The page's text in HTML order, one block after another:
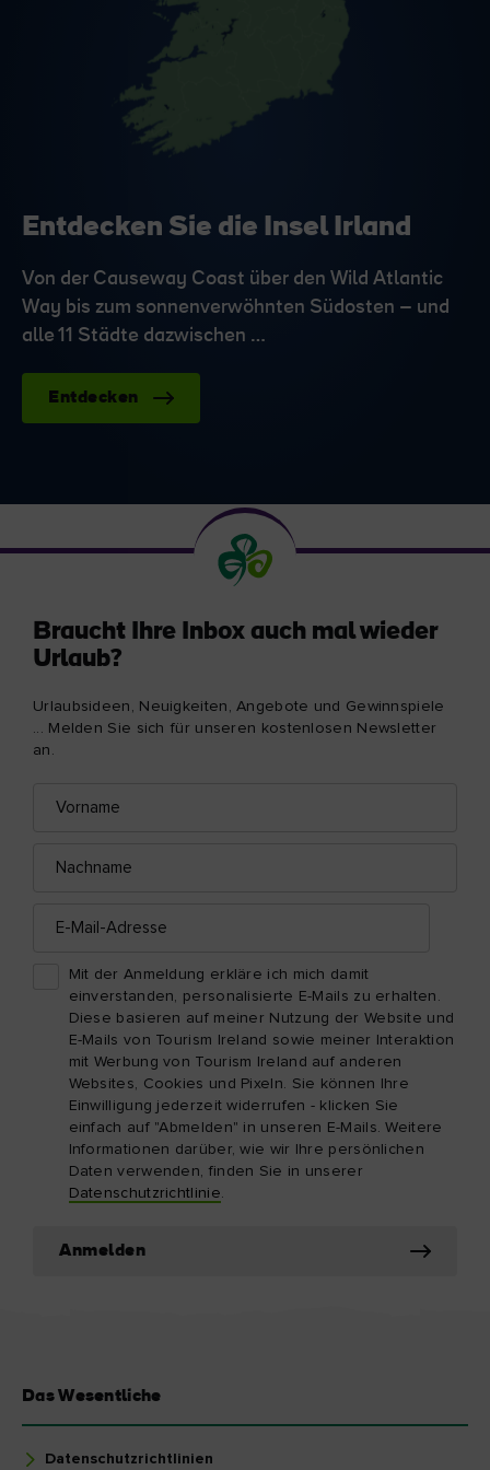
Entdecken Sie die Insel Irland
Von der Causeway Coast über den Wild Atlantic
Way bis zum sonnenverwöhnten Südosten – und
alle 11 Städte dazwischen …
Entdecken
Braucht Ihre Inbox auch mal wieder
Urlaub?
Urlaubsideen, Neuigkeiten, Angebote und Gewinnspiele
... Melden Sie sich für unseren kostenlosen Newsletter
an.
Mail-
Mail-
Mit der Anmeldung erkläre ich mich damit
einverstanden, personalisierte E-Mails zu erhalten.
Diese basieren auf meiner Nutzung der Website und
E-Mails von Tourism Ireland sowie meiner Interaktion
mit Werbung von Tourism Ireland auf anderen
Websites, Cookies und Pixeln. Sie können Ihre
Einwilligung jederzeit widerrufen - klicken Sie
einfach auf "Abmelden" in unseren E-Mails. Weitere
Informationen darüber, wie wir Ihre persönlichen
Daten verwenden, finden Sie in unserer
Datenschutzrichtlinie.
Anmelden
Das Wesentliche
Datenschutzrichtlinien